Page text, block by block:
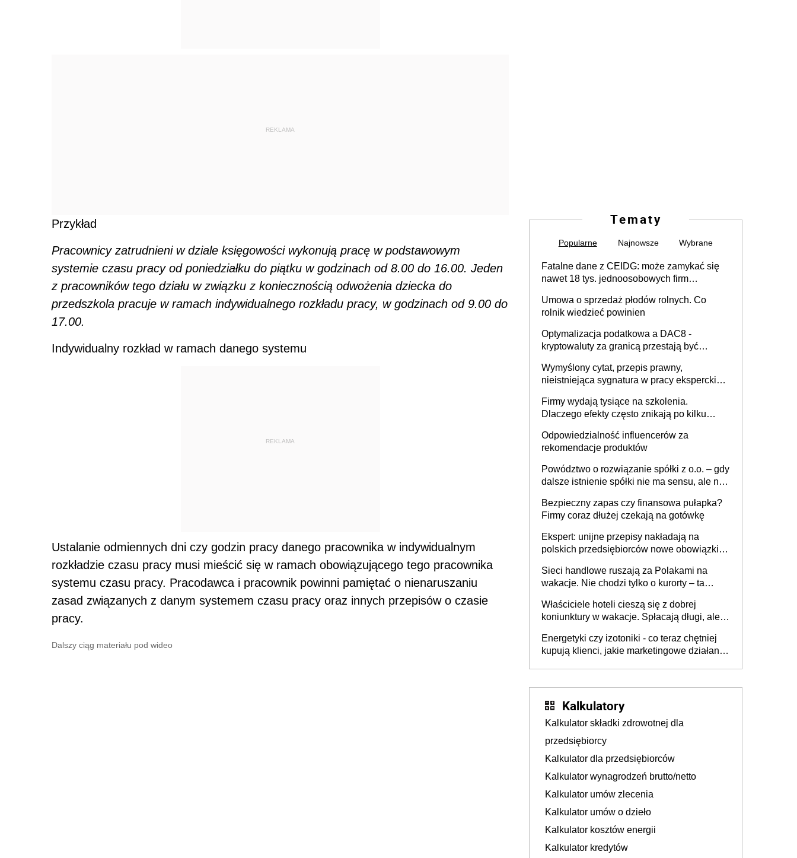
REKLAMA
Przykład
Pracownicy zatrudnieni w dziale księgowości wykonują pracę w podstawowym
systemie czasu pracy od poniedziałku do piątku w godzinach od 8.00 do 16.00. Jeden
z pracowników tego działu w związku z koniecznością odwożenia dziecka do
przedszkola pracuje w ramach indywidualnego rozkładu pracy, w godzinach od 9.00 do
17.00.
Indywidualny rozkład w ramach danego systemu
REKLAMA
Ustalanie odmiennych dni czy godzin pracy danego pracownika w indywidualnym
rozkładzie czasu pracy musi mieścić się w ramach obowiązującego tego pracownika
systemu czasu pracy. Pracodawca i pracownik powinni pamiętać o nienaruszaniu
zasad związanych z danym systemem czasu pracy oraz innych przepisów o czasie
pracy.
Dalszy ciąg materiału pod wideo
Tematy
Popularne Najnowsze Wybrane
Fatalne dane z CEIDG: może zamykać się
nawet 18 tys. jednoosobowych firm
Umowa o sprzedaż płodów rolnych. Co
rolnik wiedzieć powinien
Optymalizacja podatkowa a DAC8 -
kryptowaluty za granicą przestają być
Wymyślony cytat, przepis prawny,
nieistniejąca sygnatura w pracy eksperckiej -
firmie
Firmy wydają tysiące na szkolenia.
Dlaczego efekty często znikają po kilku
Odpowiedzialność influencerów za
rekomendacje produktów
Powództwo o rozwiązanie spółki z o.o. – gdy
dalsze istnienie spółki nie ma sensu, ale nie
Bezpieczny zapas czy finansowa pułapka?
Firmy coraz dłużej czekają na gotówkę
Ekspert: unijne przepisy nakładają na
polskich przedsiębiorców nowe obowiązki w
Sieci handlowe ruszają za Polakami na
wakacje. Nie chodzi tylko o kurorty – ta
tam, gdzie wielu spędzi urlop po cichu
Właściciele hoteli cieszą się z dobrej
koniunktury w wakacje. Spłacają długi, ale
Energetyki czy izotoniki - co teraz chętniej
kupują klienci, jakie marketingowe działania
Kalkulatory
Kalkulator składki zdrowotnej dla
przedsiębiorcy
Kalkulator dla przedsiębiorców
Kalkulator wynagrodzeń brutto/netto
Kalkulator umów zlecenia
Kalkulator umów o dzieło
Kalkulator kosztów energii
Kalkulator kredytów